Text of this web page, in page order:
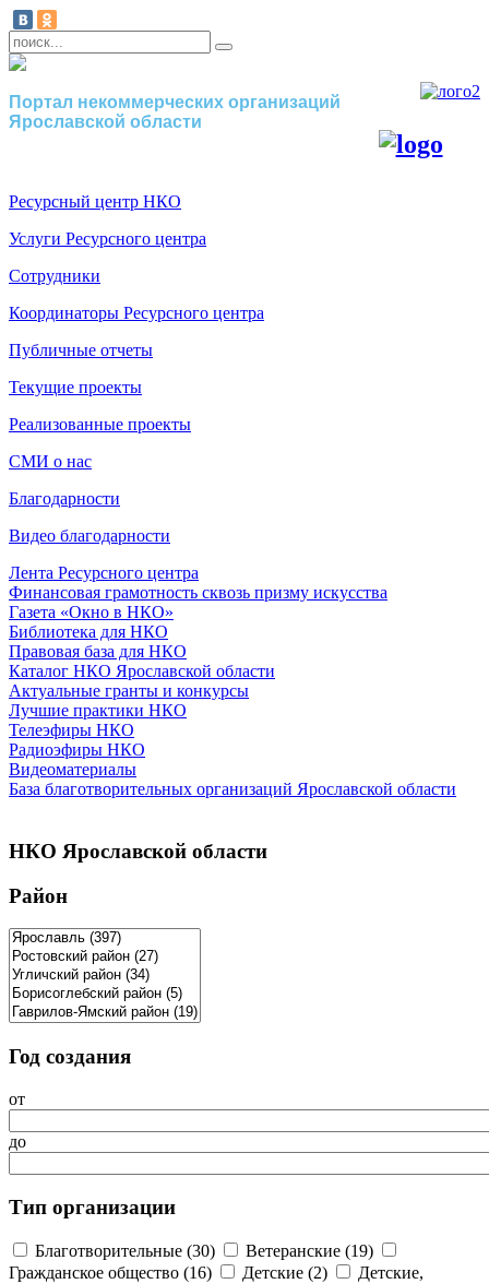
Портал некоммерческих организаций
Ярославской области
Ресурсный центр НКО
Услуги Ресурсного центра
Сотрудники
Координаторы Ресурсного центра
Публичные отчеты
Текущие проекты
Реализованные проекты
СМИ о нас
Благодарности
Видео благодарности
Лента Ресурсного центра
Финансовая грамотность сквозь призму искусства
Газета «Окно в НКО»
Библиотека для НКО
Правовая база для НКО
Каталог НКО Ярославской области
Актуальные гранты и конкурсы
Лучшие практики НКО
Телеэфиры НКО
Радиоэфиры НКО
Видеоматериалы
База благотворительных организаций Ярославской области
НКО Ярославской области
Район
Год создания
от
до
Тип организации
Благотворительные (30)
Ветеранские (19)
Гражданское общество (16)
Детские (2)
Детские,